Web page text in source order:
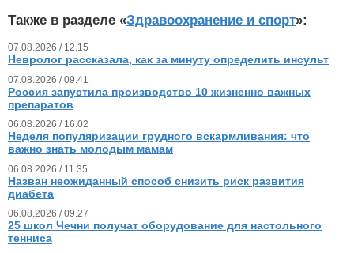
Также в разделе «Здравоохранение и спорт»:
07.08.2026 / 12.15
Невролог рассказала, как за минуту определить инсульт
07.08.2026 / 09.41
Россия запустила производство 10 жизненно важных
препаратов
06.08.2026 / 16.02
Неделя популяризации грудного вскармливания: что
важно знать молодым мамам
06.08.2026 / 11.35
Назван неожиданный способ снизить риск развития
диабета
06.08.2026 / 09.27
25 школ Чечни получат оборудование для настольного
тенниса